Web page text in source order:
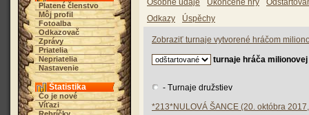
Platené členstvo
Môj profil
Fotoalba
Odkazovač
Zprávy
Priatelia
Nepriatelia
Nastavenie
Štatistika
Čo je nové
Víťazi
Osobné údaje Ukončené hry
Odkazy
Úspěchy
Zobraziť turnaje vytvorené hráčom
turnaje hráča
- Turnaje družstiev
*213*NULOVÁ ŠANCE (20. októbra